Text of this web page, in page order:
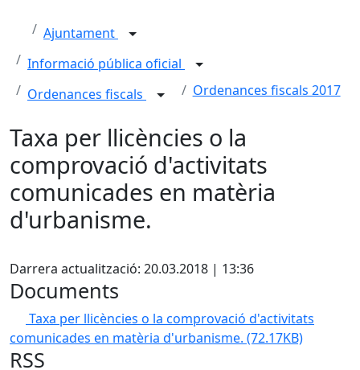
Ajuntament
Informació pública oficial
Ordenances fiscals
Ordenances fiscals 2017
Taxa per llicències o la
comprovació d'activitats
comunicades en matèria
d'urbanisme.
Darrera actualització: 20.03.2018 | 13:36
Documents
Taxa per llicències o la comprovació d'activitats
comunicades en matèria d'urbanisme. (72.17KB)
RSS